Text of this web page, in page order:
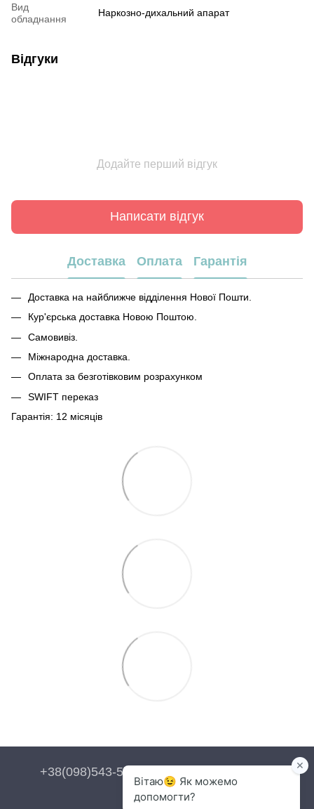
Вид
обладнання
Наркозно-дихальний апарат
Відгуки
Додайте перший відгук
Написати відгук
Доставка Оплата Гарантія
Доставка на найближче відділення Нової Пошти.
Кур'єрська доставка Новою Поштою.
Самовивіз.
Міжнародна доставка.
Оплата за безготівковим розрахунком
SWIFT переказ
Гарантія: 12 місяців
+38(098)543-54-54
Контакти